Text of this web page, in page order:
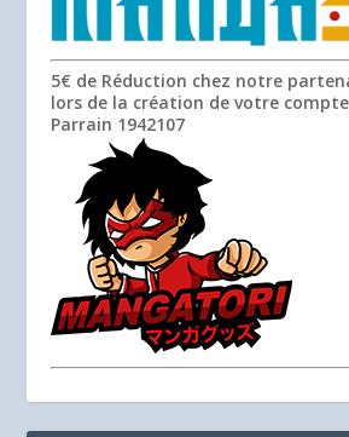
5€ de Réduction chez notre
lors de la création de votre
Parrain 1942107